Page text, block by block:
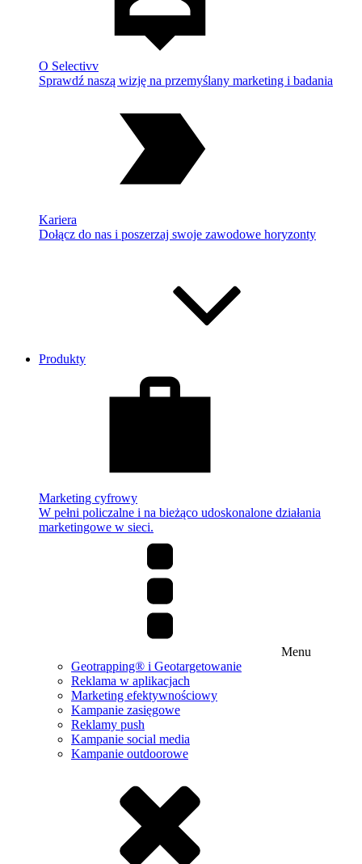
O Selectivv
Sprawdź naszą wizję na przemyślany marketing i badania
Kariera
Dołącz do nas i poszerzaj swoje zawodowe horyzonty
Produkty
Marketing cyfrowy
W pełni policzalne i na bieżąco udoskonalone działania
marketingowe w sieci.
Menu
Geotrapping® i Geotargetowanie
Reklama w aplikacjach
Marketing efektywnościowy
Kampanie zasięgowe
Reklamy push
Kampanie social media
Kampanie outdoorowe